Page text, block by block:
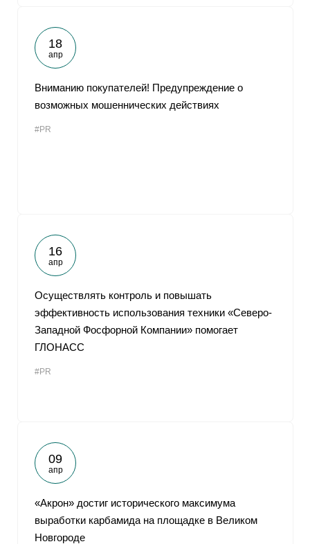
18
апр
Вниманию покупателей! Предупреждение о
возможных мошеннических действиях
#PR
16
апр
Осуществлять контроль и повышать
эффективность использования техники «Северо-
Западной Фосфорной Компании» помогает
ГЛОНАСС
#PR
09
апр
«Акрон» достиг исторического максимума
выработки карбамида на площадке в Великом
Новгороде